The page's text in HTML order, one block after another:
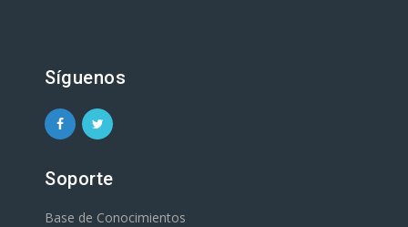
Síguenos
Soporte
Base de Conocimientos